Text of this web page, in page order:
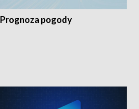
Prognoza pogody